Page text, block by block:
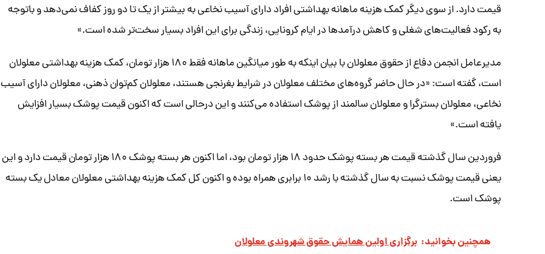
قیمت دارد. از سوی دیگر کمک هزینه ماهانه بهداشتی افراد دارای آسیب نخاعی به بیشتر از یک تا دو روز کفاف نمی‌دهد و باتوجه
به رکود فعالیت‌های شغلی و کاهش درآمدها در ایام کرونایی، زندگی برای این افراد بسیار سخت‌تر شده است.»
مدیرعامل انجمن دفاع از حقوق معلولان با بیان اینکه به طور میانگین ماهانه فقط ۱۸۰ هزار تومان، کمک هزینه بهداشتی معلولان
است، گفته است: «در حال حاضر گروه‌های مختلف معلولان در شرایط بغرنجی هستند، معلولان کم‌توان ذهنی، معلولان دارای آسیب
نخاعی، معلولان بسترگرا و معلولان سالمند از پوشک استفاده می‌کنند و این درحالی است که اکنون قیمت پوشک بسیار افزایش
یافته است.»
فروردین سال گذشته قیمت هر بسته پوشک حدود ۱۸ هزار تومان بود، اما اکنون هر بسته پوشک ۱۸۰ هزار تومان قیمت دارد و این
یعنی قیمت پوشک نسبت به سال گذشته با رشد ۱۰ برابری همراه بوده و اکنون کل کمک هزینه بهداشتی معلولان معادل یک بسته
پوشک است.
همچنین بخوانید: برگزاری اولین همایش حقوق شهروندی معلولان